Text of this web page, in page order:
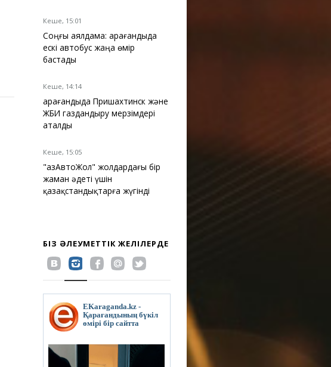
Кеше, 15:01
Соңғы аялдама: Қарағандыда
ескі автобус жаңа өмір
бастады
Кеше, 14:14
Қарағандыда Пришахтинск және
ЖБИ газдандыру мерзімдері
аталды
Кеше, 15:05
"ҚазАвтоЖол" жолдардағы бір
жаман әдеті үшін
қазақстандықтарға жүгінді
БІЗ ӘЛЕУМЕТТІК ЖЕЛІЛЕРДЕ
EKaraganda.kz -
Қарағандының бүкіл
өмірі бір сайтта